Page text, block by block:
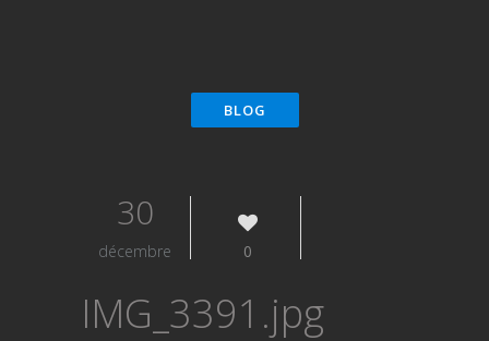
30
décembre 0
IMG_3391.jpg